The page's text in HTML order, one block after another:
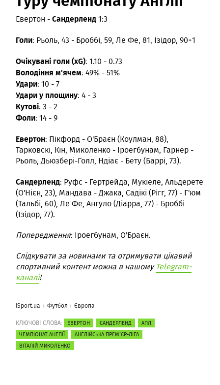
Евертон -Сандерленд1:3
Голи: Рьоль, 43 - Броббі, 59, Ле Фе, 81, Ізідор, 90+1
Очікувані голи (xG): 1.10 - 0.73
Володіння м'ячем: 49% - 51%
Удари: 10 - 7
Удари у площину: 4 - 3
Кутові: 3 - 2
Фоли: 14 - 9
Евертон: Пікфорд - О'Браєн (Коулман, 88),
Тарковскі, Кін, Миколенко - Іроегбунам, Гарнер -
Рьоль, Дьюзбері-Голл, Ндіає - Бету (Баррі, 73).
Сандерленд: Руфс - Гертрейда, Мукіеле, Альдерете
(О'Нієн, 23), Мандава - Джака, Садікі (Рігг, 77) - Г'юм
(Тальбі, 60), Ле Фе, Ангуло (Діарра, 77) - Броббі
(Ізідор, 77).
Попередження: Іроегбунам, О'Браєн.
Слідкувати за новинами та отримувати цікавий
спортивний контент можна в нашомуTelegram-
каналі!
iSport.ua Футбол Європа
КЛЮЧОВІ СЛОВА: ЕВЕРТОН САНДЕРЛЕНД
АПЛ
ЧЕМПІОНАТ АНГЛІЇ
АНГЛІЙСЬКА ПРЕМ`ЄР-ЛІГА
ВІТАЛІЙ МИКОЛЕНКО